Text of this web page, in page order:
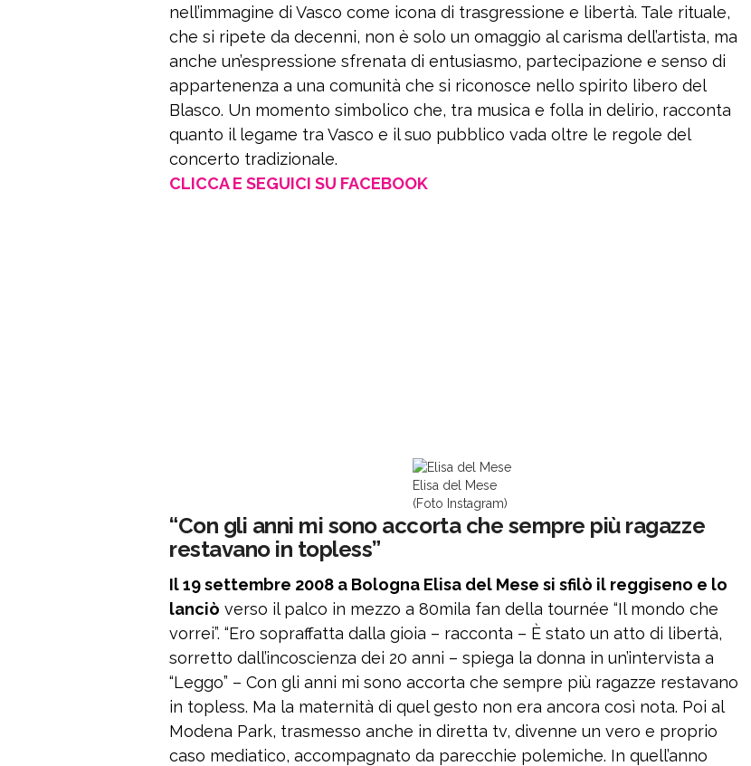
nell’immagine di Vasco come icona di trasgressione e libertà. Tale rituale,
che si ripete da decenni, non è solo un omaggio al carisma dell’artista, ma
anche un’espressione sfrenata di entusiasmo, partecipazione e senso di
appartenenza a una comunità che si riconosce nello spirito libero del
Blasco. Un momento simbolico che, tra musica e folla in delirio, racconta
quanto il legame tra Vasco e il suo pubblico vada oltre le regole del
concerto tradizionale.
CLICCA E SEGUICI SU FACEBOOK
Elisa del Mese
(Foto Instagram)
“Con gli anni mi sono accorta che sempre più ragazze
restavano in topless”
Il 19 settembre 2008 a Bologna Elisa del Mese si sfilò il reggiseno e lo
lanciò verso il palco in mezzo a 80mila fan della tournée “Il mondo che
vorrei”. “Ero sopraffatta dalla gioia – racconta – È stato un atto di libertà,
sorretto dall’incoscienza dei 20 anni – spiega la donna in un’intervista a
“Leggo” – Con gli anni mi sono accorta che sempre più ragazze restavano
in topless. Ma la maternità di quel gesto non era ancora così nota. Poi al
Modena Park, trasmesso anche in diretta tv, divenne un vero e proprio
caso mediatico, accompagnato da parecchie polemiche. In quell’anno